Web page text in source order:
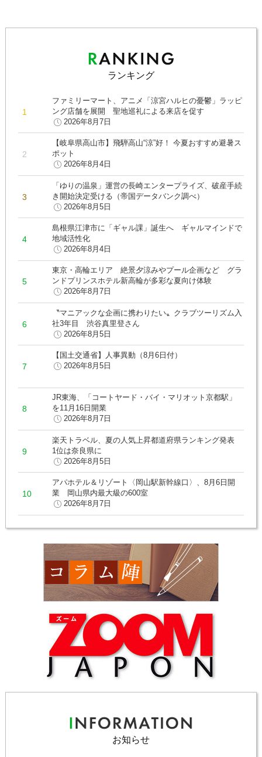
ランキング
ファミリーマート、アニメ「涼宮ハルヒの憂鬱」ラッピ
ング店舗を展開 聖地巡礼による来店を促す
2026年8月7日
【岐阜県高山市】飛騨高山“涼”好！ 今夏おすすめ避暑ス
ポット
2026年8月4日
「ゆりの温泉」運営の長崎エンタープライズ、破産手続
き開始決定受ける（帝国データバンク調べ）
2026年8月5日
島根県江津市に「ギャル課」誕生へ ギャルマインドで
地域活性化
2026年8月4日
東京・高輪エリア 絶景夕涼みやプール企画など グラ
ンドプリンスホテル新高輪が多彩な夏向け体験
2026年8月7日
〝マニアックな企画に携わりたい〟クラブツーリズム入
社3年目 渋谷真里登さん
2026年8月5日
【国土交通省】人事異動（8月6日付）
2026年8月5日
JR東海、「コートヤード・バイ・マリオット京都駅」
を11月16日開業
2026年8月7日
楽天トラベル、夏の人気上昇都道府県ランキング発表
1位は奈良県に
2026年8月5日
アパホテル＆リゾート〈岡山駅新幹線口〉、8月6日開
業 岡山県内最大級の600室
2026年8月7日
お知らせ